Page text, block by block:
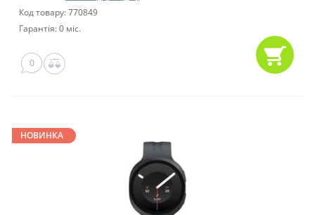
Код товару: 770849
Гарантія: 0 міс.
0
НОВИНКА